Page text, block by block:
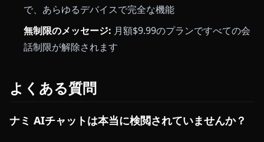
で、あらゆるデバイスで完全な機能
無制限のメッセージ: 月額$9.99のプランですべての会
話制限が解除されます
よくある質問
ナミ AIチャットは本当に検閲されていませんか？